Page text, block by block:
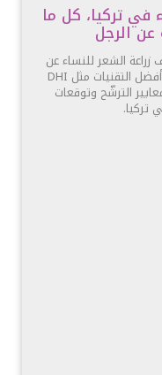
في تركيا، كل ما
الرجل
الشعر للنساء عن
الرجال: أسباب التساقط، أفضل التقنيات مثل DHI
الترشّح وتوقعات
تركيا.